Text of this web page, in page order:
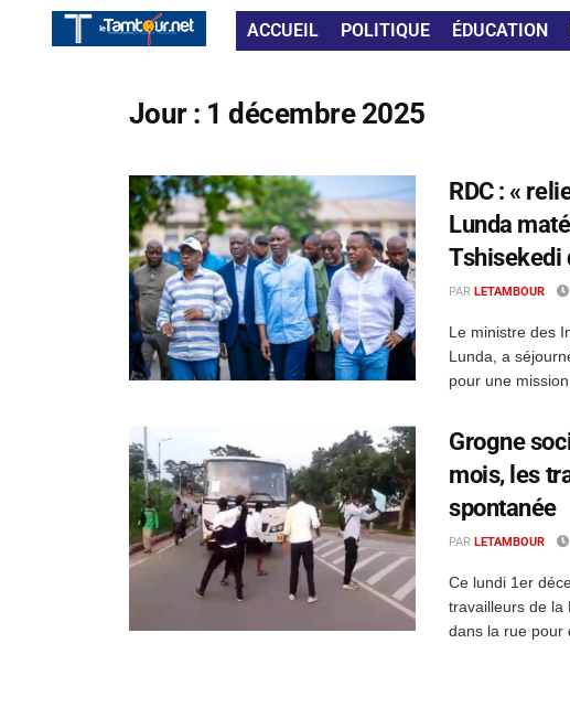
ACCUEIL POLITIQUE ÉDUCATION
Jour : 1 décembre 2025
RDC : «
Lunda
Tshisekedi
PAR LETAMBOUR
Le ministre des
Lunda, a
pour une mission
Grogne
mois, les
spontanée
PAR LETAMBOUR
Ce lundi 1er
travailleurs de la
dans la rue pour